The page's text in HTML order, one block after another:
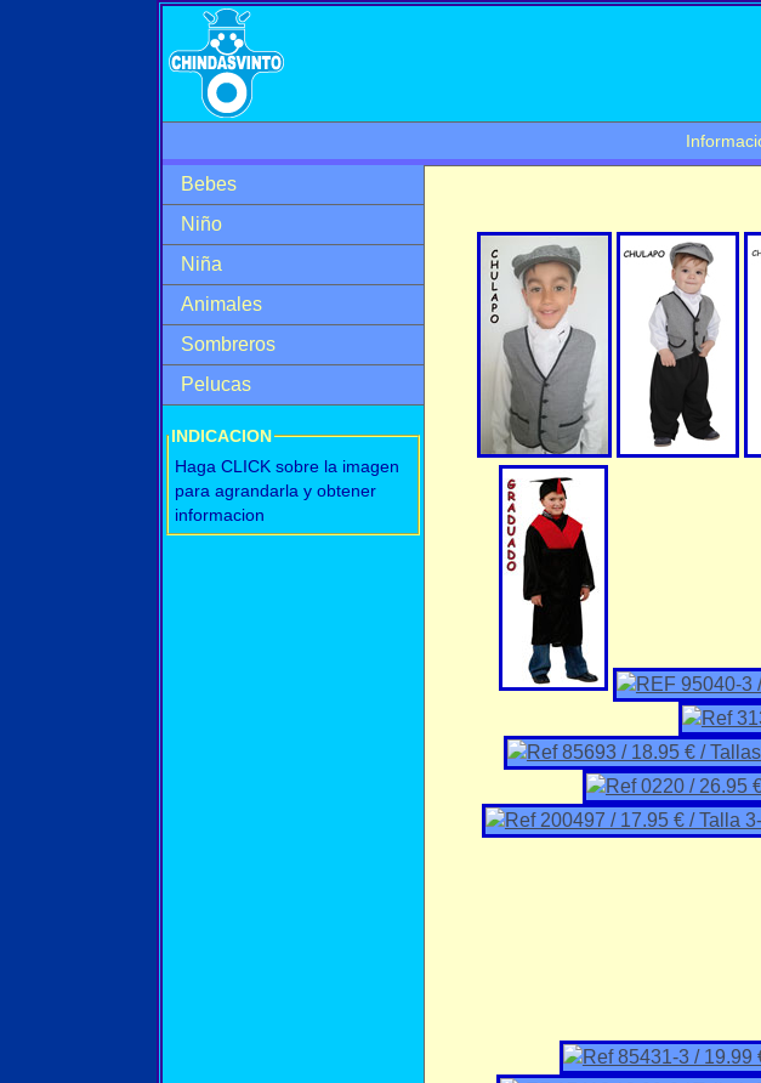
Bebes
Niño
Niña
Animales
Sombreros
Pelucas
INDICACION
Haga CLICK sobre la imagen
para agrandarla y obtener
informacion